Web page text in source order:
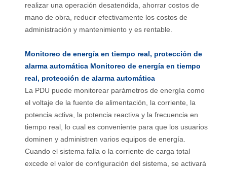
realizar una operación desatendida, ahorrar costos de
mano de obra, reducir efectivamente los costos de
administración y mantenimiento y es rentable.
Monitoreo de energía en tiempo real, protección de
alarma automática Monitoreo de energía en tiempo
real, protección de alarma automática
La PDU puede monitorear parámetros de energía como
el voltaje de la fuente de alimentación, la corriente, la
potencia activa, la potencia reactiva y la frecuencia en
tiempo real, lo cual es conveniente para que los usuarios
dominen y administren varios equipos de energía.
Cuando el sistema falla o la corriente de carga total
excede el valor de configuración del sistema, se activará